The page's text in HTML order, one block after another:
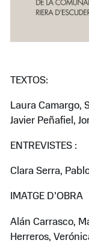
TEXTOS:
Laura Camargo,
Javier Peñafiel,
ENTREVISTES :
Clara Serra,
IMATGE D’OBRA
Alán Carrasco,
Herreros,